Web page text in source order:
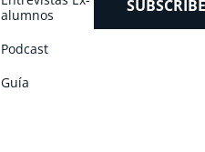
alumnos
Podcast
Guía